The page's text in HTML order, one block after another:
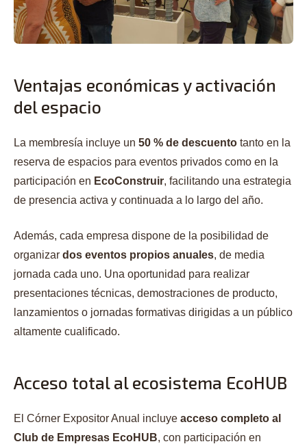
Ventajas económicas y activación
del espacio
La membresía incluye un 50 % de descuento tanto en la
reserva de espacios para eventos privados como en la
participación en EcoConstruir, facilitando una estrategia
de presencia activa y continuada a lo largo del año.
Además, cada empresa dispone de la posibilidad de
organizar dos eventos propios anuales, de media
jornada cada uno. Una oportunidad para realizar
presentaciones técnicas, demostraciones de producto,
lanzamientos o jornadas formativas dirigidas a un público
altamente cualificado.
Acceso total al ecosistema EcoHUB
El Córner Expositor Anual incluye acceso completo al
Club de Empresas EcoHUB, con participación en